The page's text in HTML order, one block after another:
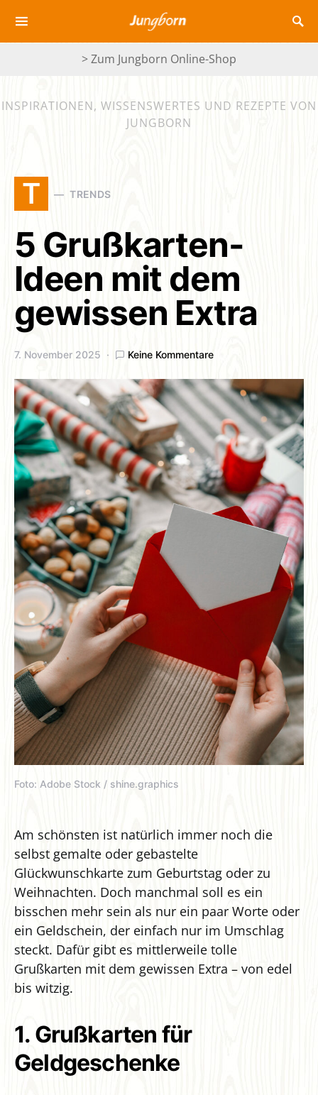
> Zum Jungborn Online-Shop
INSPIRATIONEN, WISSENSWERTES UND REZEPTE VON
JUNGBORN
T TRENDS
5 Grußkarten-
Ideen mit dem
gewissen Extra
7. November 2025 Keine Kommentare
Foto: Adobe Stock / shine.graphics
Am schönsten ist natürlich immer noch die
selbst gemalte oder gebastelte
Glückwunschkarte zum Geburtstag oder zu
Weihnachten. Doch manchmal soll es ein
bisschen mehr sein als nur ein paar Worte oder
ein Geldschein, der einfach nur im Umschlag
steckt. Dafür gibt es mittlerweile tolle
Grußkarten mit dem gewissen Extra – von edel
bis witzig.
1. Grußkarten für
Geldgeschenke